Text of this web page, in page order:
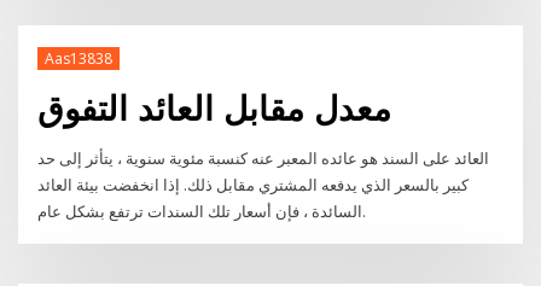
Aas13838
معدل مقابل العائد التفوق
العائد على السند هو عائده المعبر عنه كنسبة مئوية سنوية ، يتأثر إلى حد
كبير بالسعر الذي يدفعه المشتري مقابل ذلك. إذا انخفضت بيئة العائد
السائدة ، فإن أسعار تلك السندات ترتفع بشكل عام.